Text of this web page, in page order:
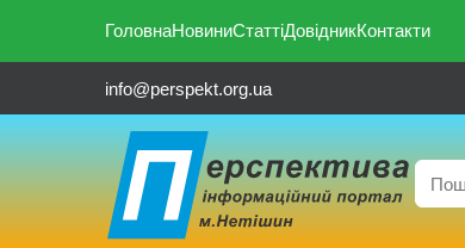
ГоловнаНовиниСтаттіДовідникКонтакти
info@perspekt.org.ua